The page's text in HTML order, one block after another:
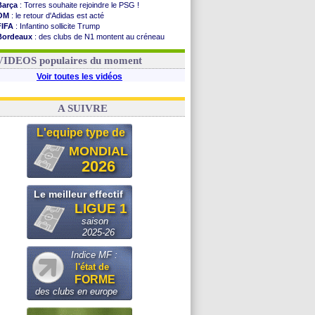
: Torres souhaite rejoindre le PSG !
: le retour d'Adidas est acté
: Infantino sollicite Trump
: des clubs de N1 montent au créneau
: le démenti de Leipzig pour Diomandé
populaires du moment
Voir toutes les vidéos
A SUIVRE
L'equipe type de
MONDIAL
2026
Le meilleur effectif
LIGUE 1
saison
2025-26
Indice MF :
l'état de
FORME
des clubs en europe